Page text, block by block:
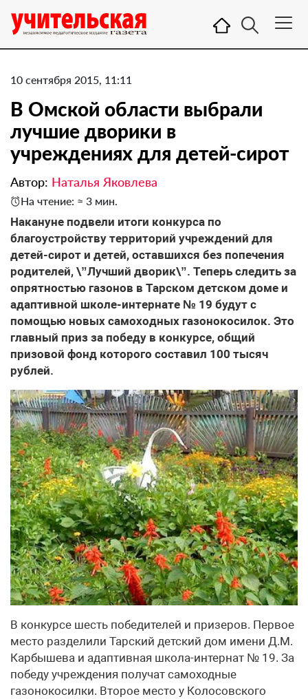
10 сентября 2015, 11:11
В Омской области выбрали
лучшие дворики в
учреждениях для детей-сирот
Автор: Наталья Яковлева
На чтение: ≈ 3 мин.
Накануне подвели итоги конкурса по
благоустройству территорий учреждений для
детей-сирот и детей, оставшихся без попечения
родителей, \”Лучший дворик\”. Теперь следить за
опрятностью газонов в Тарском детском доме и
адаптивной школе-интернате № 19 будут с
помощью новых самоходных газонокосилок. Это
главный приз за победу в конкурсе, общий
призовой фонд которого составил 100 тысяч
рублей.
В конкурсе шесть победителей и призеров. Первое
место разделили Тарский детский дом имени Д.М.
Карбышева и адаптивная школа-интернат № 19. За
победу учреждения получат самоходные
газонокосилки. Второе место у Колосовского